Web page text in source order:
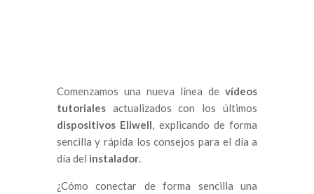
Comenzamos una nueva línea devídeos
tutorialesactualizados con los últimos
dispositivos Eliwell, explicando de forma
sencilla y rápida los consejos para el día a
día del instalador.
¿Cómo conectar de forma sencilla una